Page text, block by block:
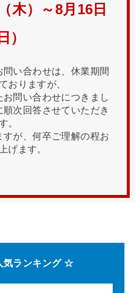
木）～8月16日
）
問い合わせは、休業期間
おりますが、
問い合わせにつきまし
次回答させていただき
。
が、何卒ご理解の程お
げます。
気ランキング ☆